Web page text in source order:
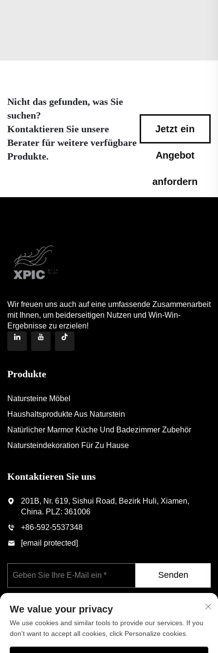
Nicht das gefunden, was Sie
suchen?
Kontaktieren Sie unsere
Berater für weitere verfügbare
Produkte.
Jetzt ein
Angebot
anfordern
Wir freuen uns auch auf eine umfassende Zusammenarbeit
mit Ihnen, um beiderseitigen Nutzen und Win-Win-
Ergebnisse zu erzielen!
Produkte
Natursteine Möbel
Haushaltsprodukte Aus Naturstein
Natürlicher Marmor Küche Und Badezimmer Zubehör
Natursteindekoration Für Zu Hause
Kontaktieren Sie uns
201B, Nr. 619, Sishui Road, Bezirk Huli, Xiamen,
China. PLZ: 361006
+86-592-5537348
[email protected]
Senden
We value your privacy
We use cookies and similar tools to provide our services. If you
don't want to accept all cookies, click Personalize cookies.